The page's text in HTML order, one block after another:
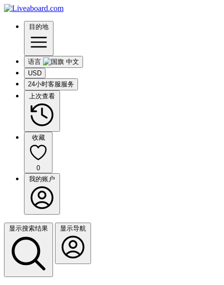
目的地
语言
USD
24小时客服服务
上次查看
收藏
0
我的账户
显示搜索结果 显示导航